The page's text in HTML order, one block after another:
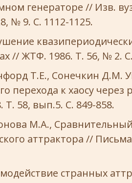
генераторе // Изв.
№ 9. С. 1112-1125.
// ЖТФ. 1986. Т. 56, № 2.
Т.Е., Сонечкин Д.М.
перехода к хаосу
58, вып.5. С. 849-858.
М.А.,
аттрактора //
странных